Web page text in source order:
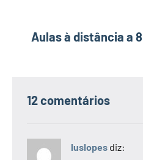
Aulas à distância a
12 comentários
luslopes diz: